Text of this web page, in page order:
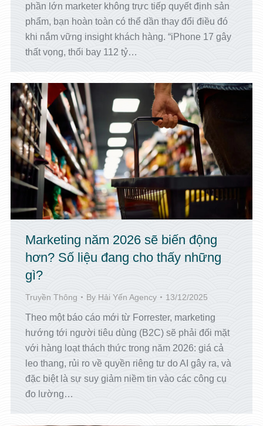
phần lớn marketer không trực tiếp quyết định sản
phẩm, bạn hoàn toàn có thể dần thay đổi điều đó
khi nắm vững insight khách hàng. “iPhone 17 gây
thất vọng, thổi bay 112 tỷ…
Marketing năm 2026 sẽ biến động
hơn? Số liệu đang cho thấy những
gì?
Truyền Thông By Hải Yến Agency 13/12/2025
Theo một báo cáo mới từ Forrester, marketing
hướng tới người tiêu dùng (B2C) sẽ phải đối mặt
với hàng loạt thách thức trong năm 2026: giá cả
leo thang, rủi ro về quyền riêng tư do AI gây ra, và
đặc biệt là sự suy giảm niềm tin vào các công cụ
đo lường…